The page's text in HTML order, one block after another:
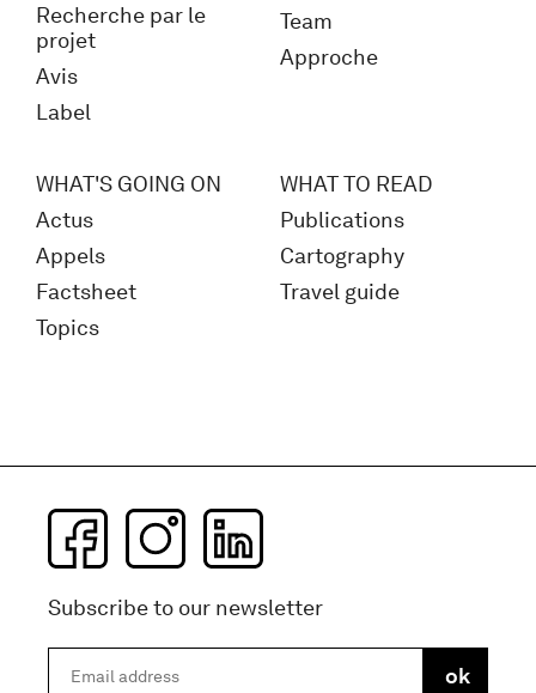
Recherche par le
projet
Avis
Label
Team
Approche
WHAT'S GOING ON
Actus
Appels
Factsheet
Topics
WHAT TO READ
Publications
Cartography
Travel guide
Subscribe to our newsletter